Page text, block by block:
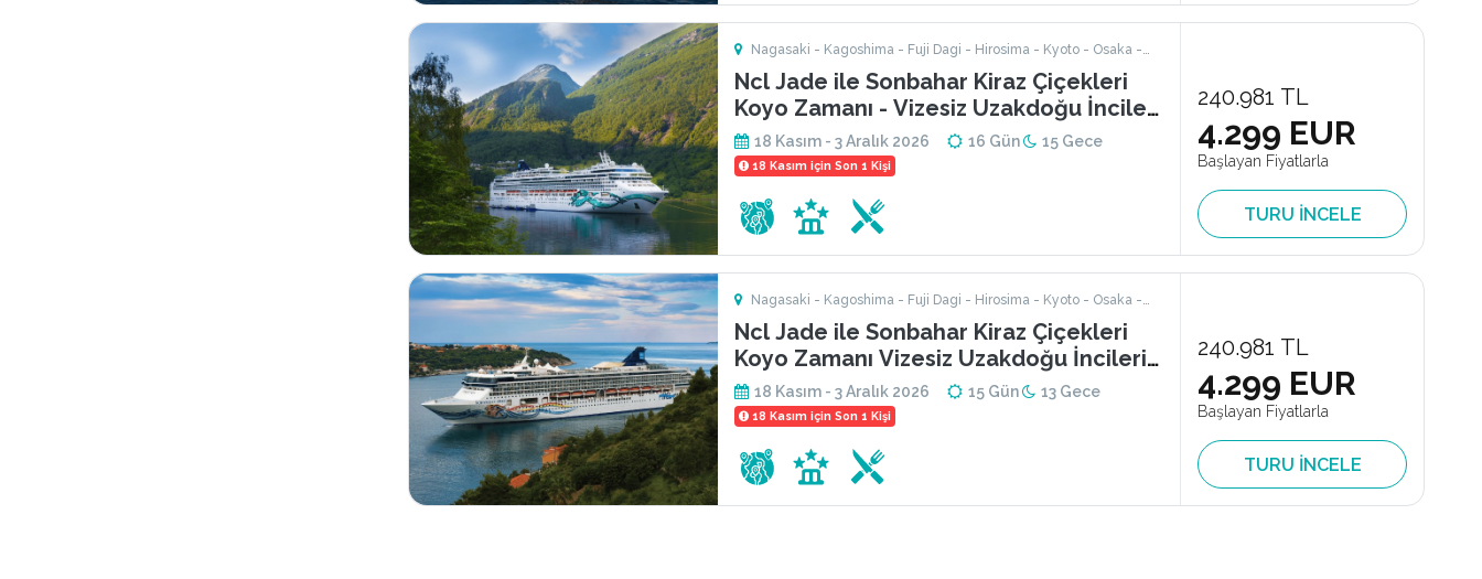
Nagasaki - Kagoshima - Fuji Dagi - Hirosima - Kyoto - Osaka -
Tokyo - Singapur - Jeju Adasi - Shimizu - Seul - Nagoya
Ncl Jade ile Sonbahar Kiraz Çiçekleri
Koyo Zamanı - Vizesiz Uzakdoğu İncileri
Japonya & Güney Kore
18 Kasım - 3 Aralık 2026 16 Gün 15 Gece
18 Kasım için Son 1 Kişi
240.981 TL
4.299 EUR
Başlayan Fiyatlarla
TURU İNCELE
Nagasaki - Kagoshima - Fuji Dagi - Hirosima - Kyoto - Osaka -
Tokyo - Singapur - Jeju Adasi - Shimizu - Seul - Nagoya
Ncl Jade ile Sonbahar Kiraz Çiçekleri
Koyo Zamanı Vizesiz Uzakdoğu İncileri
Japonya & Güney Kore
18 Kasım - 3 Aralık 2026 15 Gün 13 Gece
18 Kasım için Son 1 Kişi
240.981 TL
4.299 EUR
Başlayan Fiyatlarla
TURU İNCELE